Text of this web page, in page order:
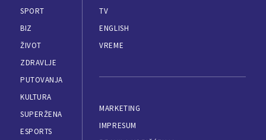
SPORT
BIZ
ŽIVOT
ZDRAVLJE
PUTOVANJA
KULTURA
SUPERŽENA
ESPORTS
TV
ENGLISH
VREME
MARKETING
IMPRESUM